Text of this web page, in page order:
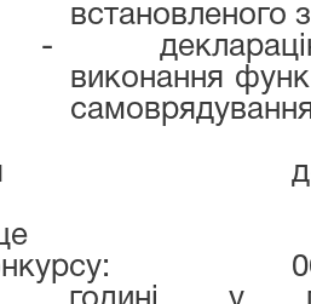
встановленого
-
виконання